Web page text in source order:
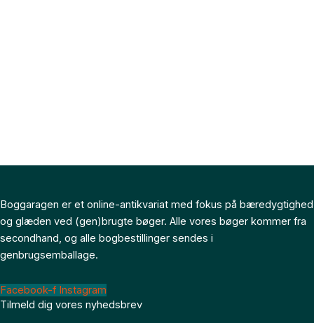
Boggaragen er et online-antikvariat med fokus på bæredygtighed
og glæden ved (gen)brugte bøger. Alle vores bøger kommer fra
secondhand, og alle bogbestillinger sendes i
genbrugsemballage.
Facebook-f Instagram
Tilmeld dig vores nyhedsbrev